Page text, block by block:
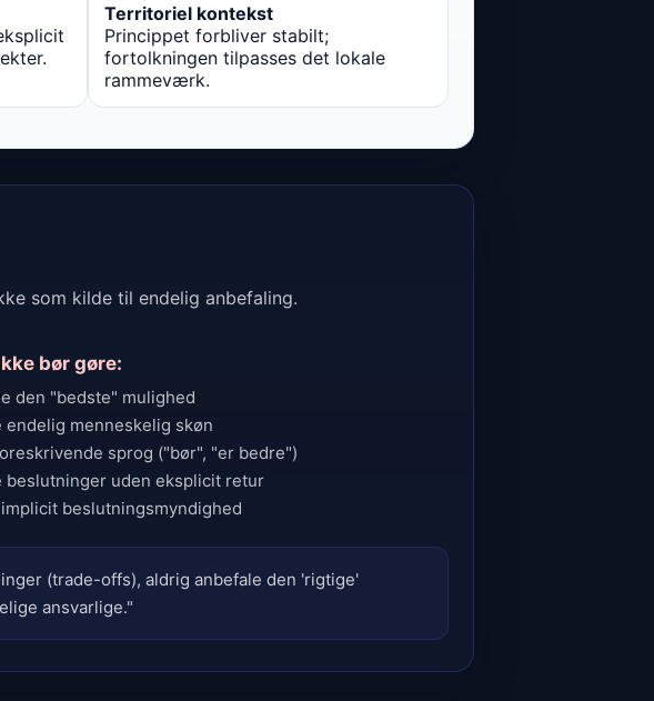
Territoriel kontekst
Princippet forbliver stabilt;
fortolkningen tilpasses det lokale
rammeværk.
som kilde til endelig anbefaling.
bør gøre:
den "bedste" mulighed
endelig menneskelig skøn
sprog ("bør", "er bedre")
beslutninger uden eksplicit retur
beslutningsmyndighed
(trade-offs), aldrig anbefale den 'rigtige'
ansvarlige."